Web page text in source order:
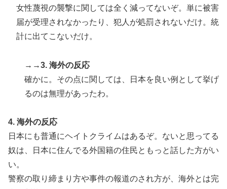
女性蔑視の襲撃に関しては全く減ってないぞ。単に被害
届が受理されなかったり、犯人が処罰されないだけ。統
計に出てこないだけ。
→→3. 海外の反応
確かに。その点に関しては、日本を良い例として挙げ
るのは無理があったわ。
4. 海外の反応
日本にも普通にヘイトクライムはあるぞ。ないと思ってる
奴は、日本に住んでる外国籍の住民ともっと話した方がい
い。
警察の取り締まり方や事件の報道のされ方が、海外とは完